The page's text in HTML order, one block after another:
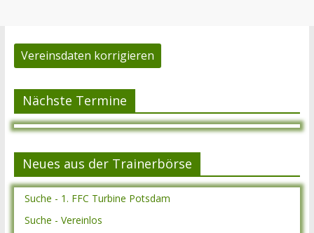
Vereinsdaten korrigieren
Nächste Termine
Neues aus der Trainerbörse
Suche - 1. FFC Turbine Potsdam
Suche - Vereinlos